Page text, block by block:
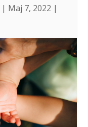
| Maj 7, 2022 |